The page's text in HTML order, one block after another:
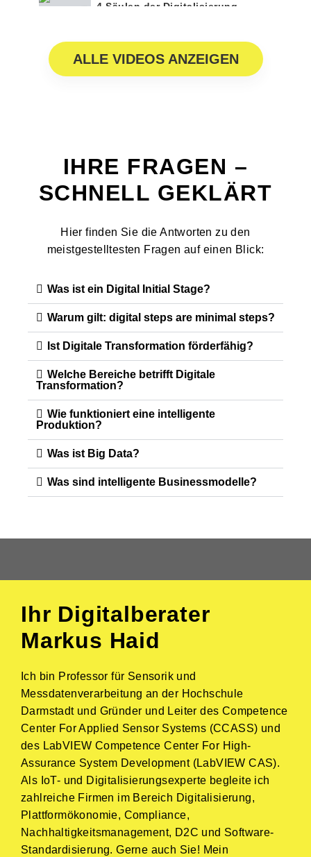
4 Säulen der Digitalisierung
Die Geschichte der Schuhe
ALLE VIDEOS ANZEIGEN
IHRE FRAGEN –
SCHNELL GEKLÄRT
Hier finden Sie die Antworten zu den
meistgestelltesten Fragen auf einen Blick:
Was ist ein Digital Initial Stage?
Warum gilt: digital steps are minimal steps?
Ist Digitale Transformation förderfähig?
Welche Bereiche betrifft Digitale
Transformation?
Wie funktioniert eine intelligente
Produktion?
Was ist Big Data?
Was sind intelligente Businessmodelle?
Ihr Digitalberater
Markus Haid
Ich bin Professor für Sensorik und
Messdatenverarbeitung an der Hochschule
Darmstadt und Gründer und Leiter des Competence
Center For Applied Sensor Systems (CCASS) und
des LabVIEW Competence Center For High-
Assurance System Development (LabVIEW CAS).
Als IoT- und Digitalisierungsexperte begleite ich
zahlreiche Firmen im Bereich Digitalisierung,
Plattformökonomie, Compliance,
Nachhaltigkeitsmanagement, D2C und Software-
Standardisierung. Gerne auch Sie! Mein